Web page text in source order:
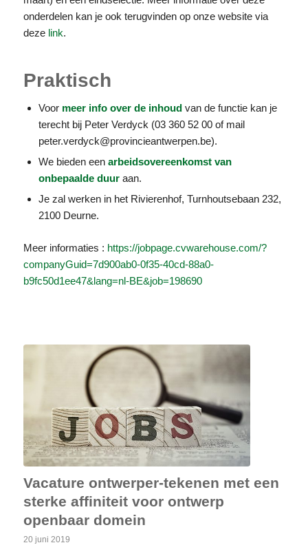
onderdelen kan je ook terugvinden op onze website via
deze link.
Praktisch
Voor meer info over de inhoud van de functie kan je
terecht bij Peter Verdyck (03 360 52 00 of mail
peter.verdyck@provincieantwerpen.be).
We bieden een arbeidsovereenkomst van
onbepaalde duuraan.
Je zal werken in het Rivierenhof, Turnhoutsebaan 232,
2100 Deurne.
Meer informaties : https://jobpage.cvwarehouse.com/?
companyGuid=7d900ab0-0f35-40cd-88a0-
b9fc50d1ee47&lang=nl-BE&job=198690
Vacature ontwerper-tekenen met een
sterke affiniteit voor ontwerp
openbaar domein
20 juni 2019